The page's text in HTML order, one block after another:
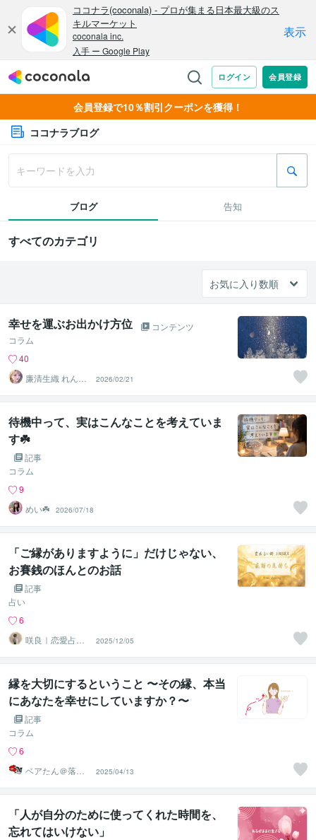
会員登録で10％割引クーポンを獲得！
ココナラブログ
ブログ 告知
すべてのカテゴリ
幸せを運ぶお出かけ方位
コンテンツ
コラム
40
廉清生織 れんせ
い さき
2026/02/21
待機中って、実はこんなことを考えていま
す☘️
記事
コラム
9
めい☘️
2026/07/18
「ご縁がありますように」だけじゃない、
お賽銭のほんとのお話
記事
占い
6
咲良｜恋愛占い
心導師
2025/12/05
縁を大切にするということ 〜その縁、本当
にあなたを幸せにしていますか？〜
記事
コラム
6
ベアたん＠落書
きイラストレー
ター
2025/04/13
「人が自分のために使ってくれた時間を、
忘れてはいけない」